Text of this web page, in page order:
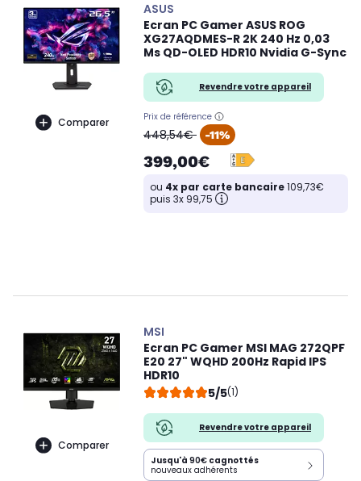
Comparer
ASUS
Ecran PC Gamer ASUS ROG
XG27AQDMES-R 2K 240 Hz 0,03
Ms QD-OLED HDR10 Nvidia G-Sync
Revendre votre appareil
Prix de référence
oldPrice
448,54€ -11%
399,00€
ou 4x par carte bancaire109,73€
puis 3x 99,75
Comparer
MSI
Ecran PC Gamer MSI MAG 272QPF
E20 27" WQHD 200Hz Rapid IPS
HDR10
5/5(1)
Revendre votre appareil
Jusqu'à 90€ cagnottés
nouveaux adhérents